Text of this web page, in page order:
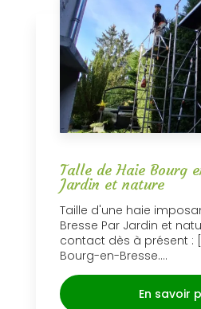
Talle de Haie Bourg
Jardin et nature
Taille d'une haie
Bresse Par Jardin et
contact dès à présent :
Bourg-en-Bresse....
En savoir